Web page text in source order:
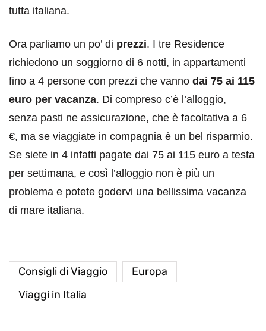
tutta italiana.
Ora parliamo un po’ di prezzi. I tre Residence
richiedono un soggiorno di 6 notti, in appartamenti
fino a 4 persone con prezzi che vanno dai 75 ai 115
euro per vacanza. Di compreso c’è l’alloggio,
senza pasti ne assicurazione, che è facoltativa a 6
€, ma se viaggiate in compagnia è un bel risparmio.
Se siete in 4 infatti pagate dai 75 ai 115 euro a testa
per settimana, e così l’alloggio non è più un
problema e potete godervi una bellissima vacanza
di mare italiana.
Consigli di Viaggio
Europa
Viaggi in Italia